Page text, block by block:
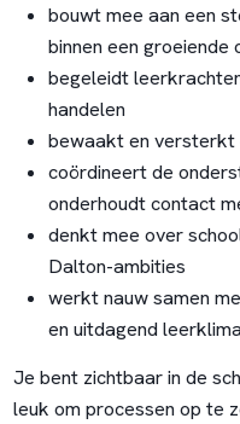
bouwt mee aan een
binnen een groeiende
begeleidt
handelen
bewaakt en versterkt
coördineert de
onderhoudt contact
denkt mee over
Dalton-ambities
werkt nauw samen
en uitdagend
Je bent zichtbaar in de
leuk om processen op te